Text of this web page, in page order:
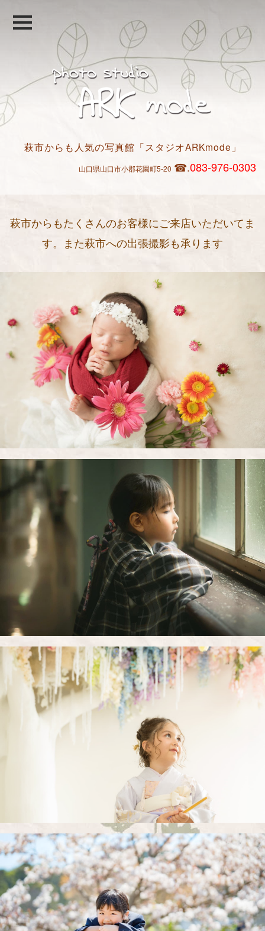
萩市からも人気の写真館 「スタジオARKmode」
山口県山口市小郡花園町5-20 ☎.083-976-0303
萩市からもたくさんのお客様にご来店いただいてま
す。また萩市への出張撮影も承ります